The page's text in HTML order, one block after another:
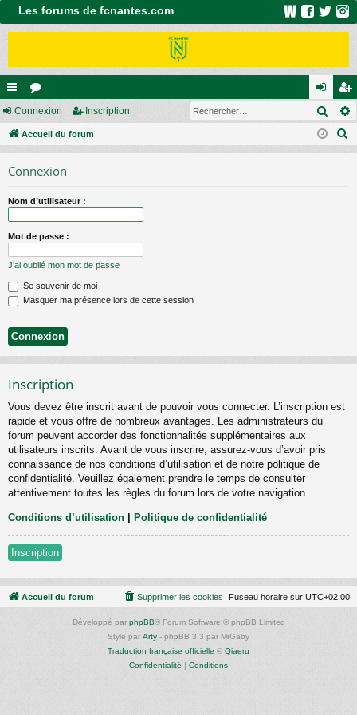
Les forums de fcnantes.com
ac
co
s
or
u
on
ne
ns
cri
Connexion Inscription
Accueil du forum
Connexion
Nom d’utilisateur :
Mot de passe :
J’ai oublié mon mot de passe
Se souvenir de moi
Masquer ma présence lors de cette session
Inscription
Vous devez être inscrit avant de pouvoir vous connecter. L’inscription est
rapide et vous offre de nombreux avantages. Les administrateurs du
forum peuvent accorder des fonctionnalités supplémentaires aux
utilisateurs inscrits. Avant de vous inscrire, assurez-vous d’avoir pris
connaissance de nos conditions d’utilisation et de notre politique de
confidentialité. Veuillez également prendre le temps de consulter
attentivement toutes les règles du forum lors de votre navigation.
Conditions d’utilisation Politique de confidentialité
Inscription
Accueil du forum Fuseau horaire sur UTC+02:00
Supprimer les cookies
Développé par phpBB® Forum Software © phpBB Limited
Style par Arty - phpBB 3.3 par MrGaby
Traduction française officielle © Qiaeru
Confidentialité | Conditions